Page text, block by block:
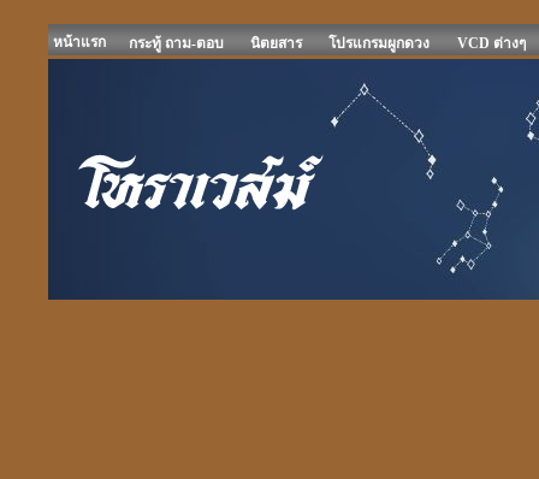
หน้าแรก กระทู้ ถาม-ตอบ นิตยสาร โปรแกรมผูกดวง VCD ต่างๆ